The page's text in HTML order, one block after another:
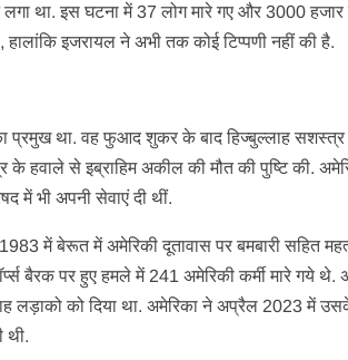
था. इस घटना में 37 लोग मारे गए और 3000 हजार
इजरायल ने अभी तक कोई टिप्पणी नहीं की है.
प्रमुख था. वह फुआद शुकर के बाद हिज्बुल्लाह सशस्त्र
से इब्राहिम अकील की मौत की पुष्टि की.
में भी अपनी सेवाएं दी थीं.
में बेरूत में अमेरिकी दूतावास पर बमबारी सहित
बैरक पर हुए हमले में 241 अमेरिकी कर्मी मारे गये
लड़ाको को दिया था. अमेरिका ने अप्रैल 2023 में
थी.